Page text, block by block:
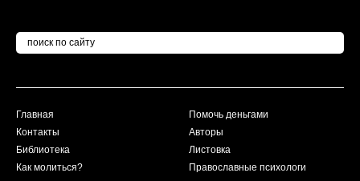
Главная
Контакты
Библиотека
Как молиться?
Помочь деньгами
Авторы
Листовка
Православные психологи